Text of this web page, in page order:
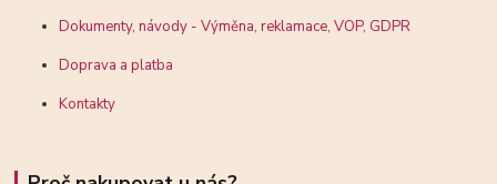
Dokumenty, návody - Výměna, reklamace, VOP, GDPR
Doprava a platba
Kontakty